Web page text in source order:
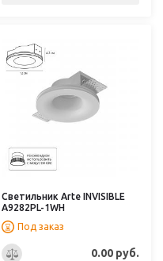
Светильник Arte INVISIBLE
A9282PL-1WH
Под заказ
0.00 руб.